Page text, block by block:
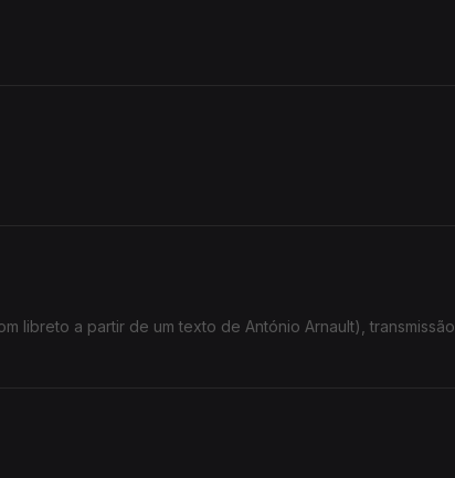
libreto a partir de um texto de António Arnault), transmissão